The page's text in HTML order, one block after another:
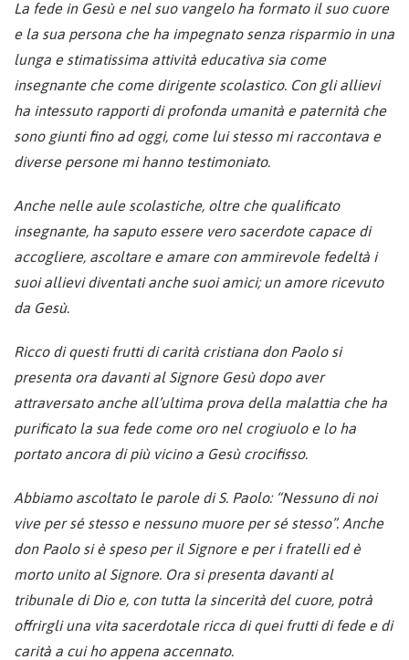
La fede in Gesù e nel suo vangelo ha formato il suo cuore
e la sua persona che ha impegnato senza risparmio in una
lunga e stimatissima attività educativa sia come
insegnante che come dirigente scolastico. Con gli allievi
ha intessuto rapporti di profonda umanità e paternità che
sono giunti fino ad oggi, come lui stesso mi raccontava e
diverse persone mi hanno testimoniato.
Anche nelle aule scolastiche, oltre che qualificato
insegnante, ha saputo essere vero sacerdote capace di
accogliere, ascoltare e amare con ammirevole fedeltà i
suoi allievi diventati anche suoi amici; un amore ricevuto
da Gesù.
Ricco di questi frutti di carità cristiana don Paolo si
presenta ora davanti al Signore Gesù dopo aver
attraversato anche all’ultima prova della malattia che ha
purificato la sua fede come oro nel crogiuolo e lo ha
portato ancora di più vicino a Gesù crocifisso.
Abbiamo ascoltato le parole di S. Paolo: “Nessuno di noi
vive per sé stesso e nessuno muore per sé stesso”. Anche
don Paolo si è speso per il Signore e per i fratelli ed è
morto unito al Signore. Ora si presenta davanti al
tribunale di Dio e, con tutta la sincerità del cuore, potrà
offrirgli una vita sacerdotale ricca di quei frutti di fede e di
carità a cui ho appena accennato.